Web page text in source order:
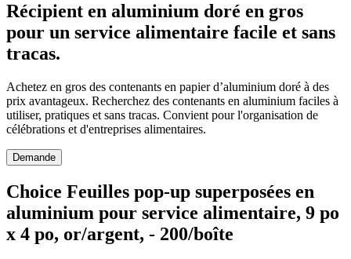
Récipient en aluminium doré en gros
pour un service alimentaire facile et sans
tracas.
Achetez en gros des contenants en papier d’aluminium doré à des
prix avantageux. Recherchez des contenants en aluminium faciles à
utiliser, pratiques et sans tracas. Convient pour l'organisation de
célébrations et d'entreprises alimentaires.
Demande
Choice Feuilles pop-up superposées en
aluminium pour service alimentaire, 9 po
x 4 po, or/argent, - 200/boîte